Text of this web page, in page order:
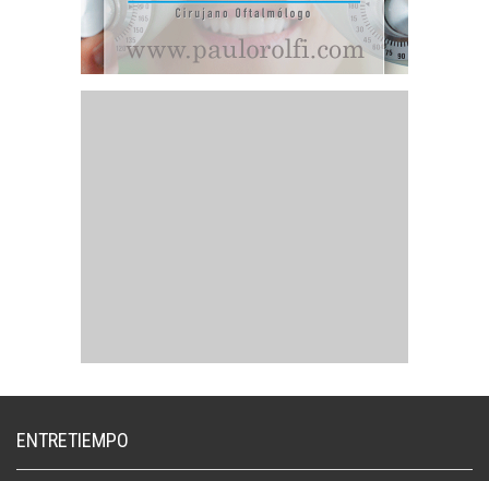
ENTRETIEMPO